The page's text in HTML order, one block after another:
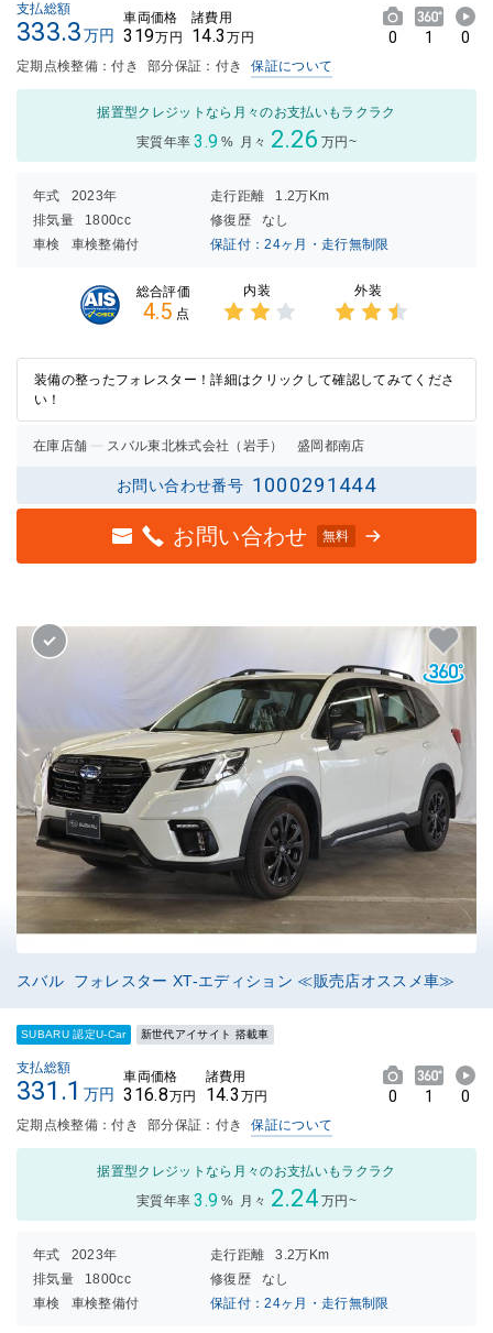
支払総額
333.3万円
車両価格
319万円
諸費用
14.3 万円 0 1 0
定期点検整備：付き 部分保証：付き 保証について
据置型クレジットなら月々のお支払いもラクラク
実質年率 3.9 % 月々 2.26 万円~
年式 2023年 走行距離
1.2万Km
排気量
1800cc 修復歴
なし
車検
車検整備付 保証付：24ヶ月・走行無制限
総合評価
4.5 点
内装
2点の
評価
外装
2.5点
の評価
装備の整ったフォレスター！詳細はクリックして確認してみてくださ
い！
在庫店舗 スバル東北株式会社（岩手） 盛岡都南店
お問い合わせ番号 1000291444
お問い合わせ 無料
スバル フォレスター XT-エディション ≪販売店オススメ車≫
SUBARU 認定U-Car 新世代アイサイト 搭載車
支払総額
331.1 万円
車両価格
316.8万円
諸費用
14.3 万円 0 1 0
定期点検整備：付き 部分保証：付き 保証について
据置型クレジットなら月々のお支払いもラクラク
実質年率 3.9 % 月々 2.24 万円~
年式 2023年 走行距離
3.2万Km
排気量
1800cc 修復歴
なし
車検
車検整備付 保証付：24ヶ月・走行無制限